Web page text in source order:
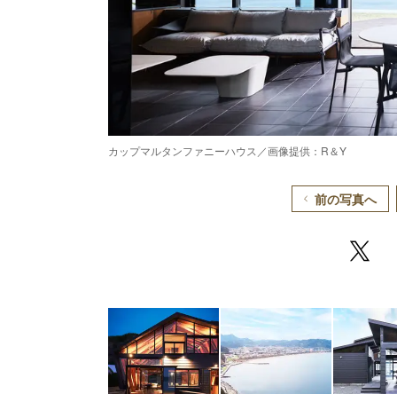
カップマルタンファニーハウス／画像提供：R＆Y
前の写真へ